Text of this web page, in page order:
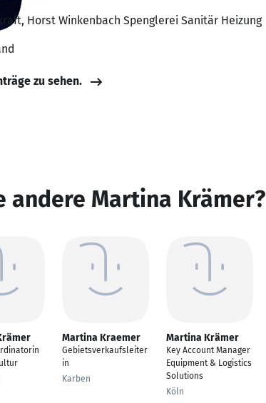
Horst Winkenbach Spenglerei Sanitär Heizung
zu sehen.
andere Martina Krämer?
Martina Kraemer
Gebietsverkaufsleiter
in
Karben
Martina Krämer
Key Account Manager
Equipment & Logistics
Solutions
Köln